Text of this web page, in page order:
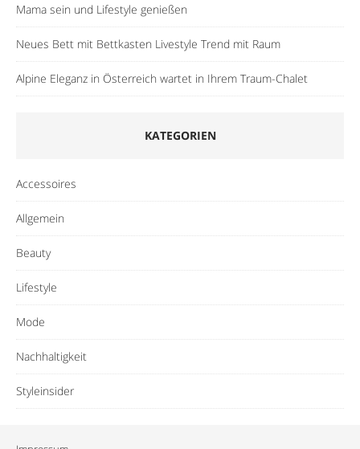
Mama sein und Lifestyle genießen
Neues Bett mit Bettkasten Livestyle Trend mit Raum
Alpine Eleganz in Österreich wartet in Ihrem Traum-Chalet
KATEGORIEN
Accessoires
Allgemein
Beauty
Lifestyle
Mode
Nachhaltigkeit
Styleinsider